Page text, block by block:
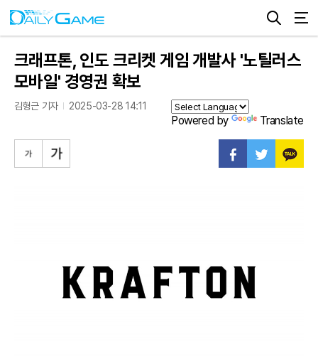
크래프톤, 인도 크리켓 게임 개발사 '노틸러스
모바일' 경영권 확보
김형근 기자 2025-03-28 14:11
Powered by Translate